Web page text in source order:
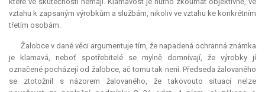
vztahu k zapsaným výrobkům a službám, nikoliv ve vztahu ke konkrétním
třetím osobám.
Žalobce v dané věci argumentuje tím, že napadená ochranná známka
je klamavá, neboť spotřebitelé se mylně domnívají, že výrobky jí
označené pocházejí od žalobce, ač tomu tak není. Předseda žalovaného
se ztotožnil s názorem žalovaného, že takovouto situaci nelze